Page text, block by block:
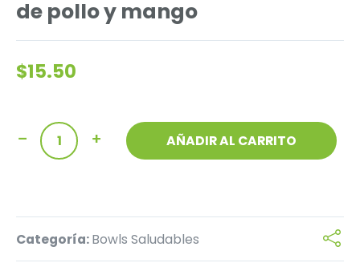
de pollo y mango
$15.50
Ensalada
tropical
AÑADIR AL CARRITO
Categoría:Bowls Saludables